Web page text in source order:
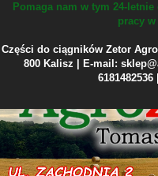
Pomaga nam w tym 24-
pracy
Części do ciągników Zetor
800 Kalisz | E-mail:
6181482536